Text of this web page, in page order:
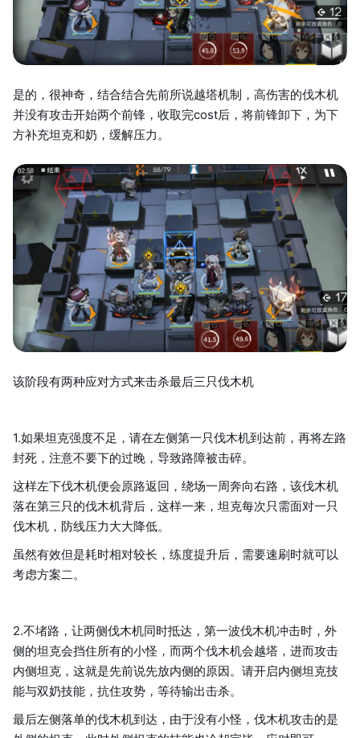
是的，很神奇，结合结合先前所说越塔机制，高伤害的伐木机
并没有攻击开始两个前锋，收取完cost后，将前锋卸下，为下
方补充坦克和奶，缓解压力。
该阶段有两种应对方式来击杀最后三只伐木机
1.如果坦克强度不足，请在左侧第一只伐木机到达前，再将左路
封死，注意不要下的过晚，导致路障被击碎。
这样左下伐木机便会原路返回，绕场一周奔向右路，该伐木机
落在第三只的伐木机背后，这样一来，坦克每次只需面对一只
伐木机，防线压力大大降低。
虽然有效但是耗时相对较长，练度提升后，需要速刷时就可以
考虑方案二。
2.不堵路，让两侧伐木机同时抵达，第一波伐木机冲击时，外
侧的坦克会挡住所有的小怪，而两个伐木机会越塔，进而攻击
内侧坦克，这就是先前说先放内侧的原因。请开启内侧坦克技
能与双奶技能，抗住攻势，等待输出击杀。
最后左侧落单的伐木机到达，由于没有小怪，伐木机攻击的是